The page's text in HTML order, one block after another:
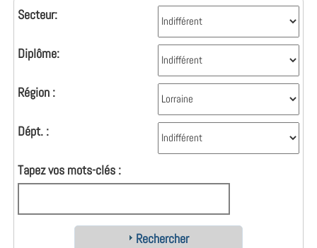
Secteur:
Diplôme:
Région :
Dépt. :
Tapez vos mots-clés :
Rechercher